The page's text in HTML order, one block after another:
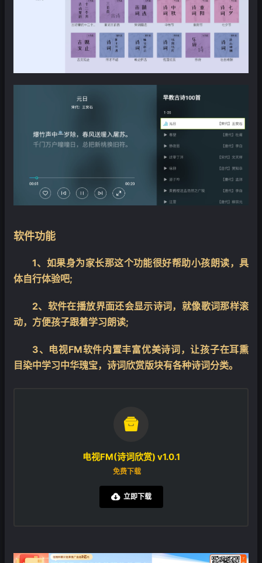
软件功能
1、如果身为家长那这个功能很好帮助小孩朗读，具
体自行体验吧;
2、软件在播放界面还会显示诗词，就像歌词那样滚
动，方便孩子跟着学习朗读;
3、电视FM软件内置丰富优美诗词，让孩子在耳熏
目染中学习中华瑰宝，诗词欣赏版块有各种诗词分类。

电视FM(诗词欣赏) v1.0.1
免费下载
立即下载